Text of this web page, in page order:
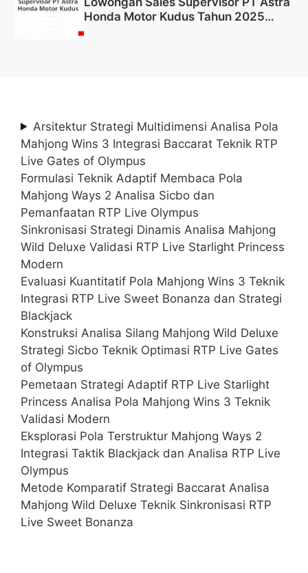
Honda Motor Kudus Tahun 2025
Arsitektur Strategi Multidimensi Analisa Pola
Mahjong Wins 3 Integrasi Baccarat Teknik RTP
Live Gates of Olympus
Formulasi Teknik Adaptif Membaca Pola
Mahjong Ways 2 Analisa Sicbo dan
Pemanfaatan RTP Live Olympus
Sinkronisasi Strategi Dinamis Analisa Mahjong
Wild Deluxe Validasi RTP Live Starlight Princess
Modern
Evaluasi Kuantitatif Pola Mahjong Wins 3 Teknik
Integrasi RTP Live Sweet Bonanza dan Strategi
Blackjack
Konstruksi Analisa Silang Mahjong Wild Deluxe
Strategi Sicbo Teknik Optimasi RTP Live Gates
of Olympus
Pemetaan Strategi Adaptif RTP Live Starlight
Princess Analisa Pola Mahjong Wins 3 Teknik
Validasi Modern
Eksplorasi Pola Terstruktur Mahjong Ways 2
Integrasi Taktik Blackjack dan Analisa RTP Live
Olympus
Metode Komparatif Strategi Baccarat Analisa
Mahjong Wild Deluxe Teknik Sinkronisasi RTP
Live Sweet Bonanza